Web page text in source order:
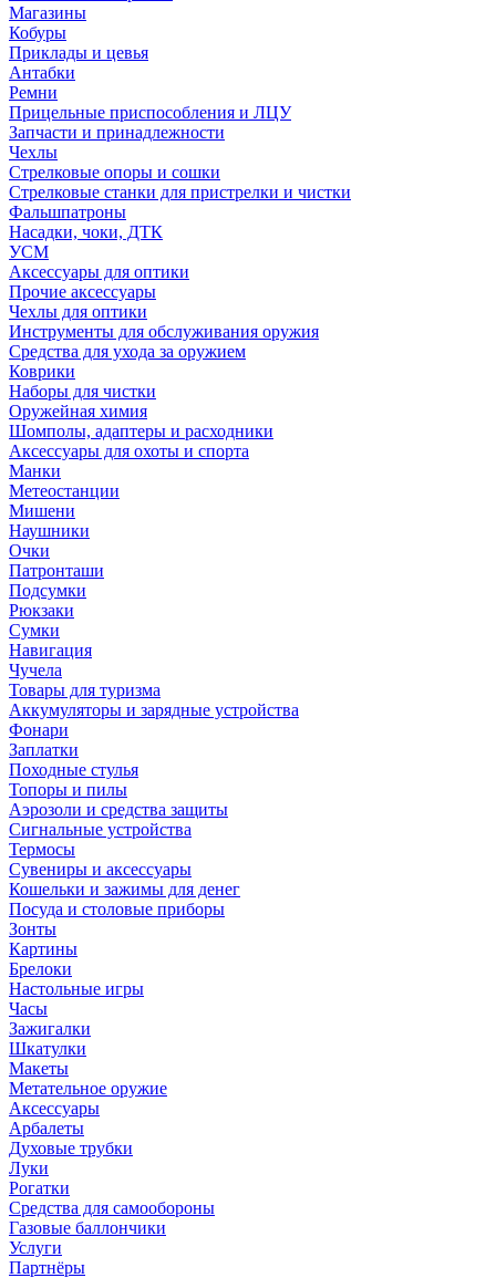
Магазины
Кобуры
Приклады и цевья
Антабки
Ремни
Прицельные приспособления и ЛЦУ
Запчасти и принадлежности
Чехлы
Стрелковые опоры и сошки
Стрелковые станки для пристрелки и чистки
Фальшпатроны
Насадки, чоки, ДТК
УСМ
Аксессуары для оптики
Прочие аксессуары
Чехлы для оптики
Инструменты для обслуживания оружия
Средства для ухода за оружием
Коврики
Наборы для чистки
Оружейная химия
Шомполы, адаптеры и расходники
Аксессуары для охоты и спорта
Манки
Метеостанции
Мишени
Наушники
Очки
Патронташи
Подсумки
Рюкзаки
Сумки
Навигация
Чучела
Товары для туризма
Аккумуляторы и зарядные устройства
Фонари
Заплатки
Походные стулья
Топоры и пилы
Аэрозоли и средства защиты
Сигнальные устройства
Термосы
Сувениры и аксессуары
Кошельки и зажимы для денег
Посуда и столовые приборы
Зонты
Картины
Брелоки
Настольные игры
Часы
Зажигалки
Шкатулки
Макеты
Метательное оружие
Аксессуары
Арбалеты
Духовые трубки
Луки
Рогатки
Средства для самообороны
Газовые баллончики
Услуги
Партнёры